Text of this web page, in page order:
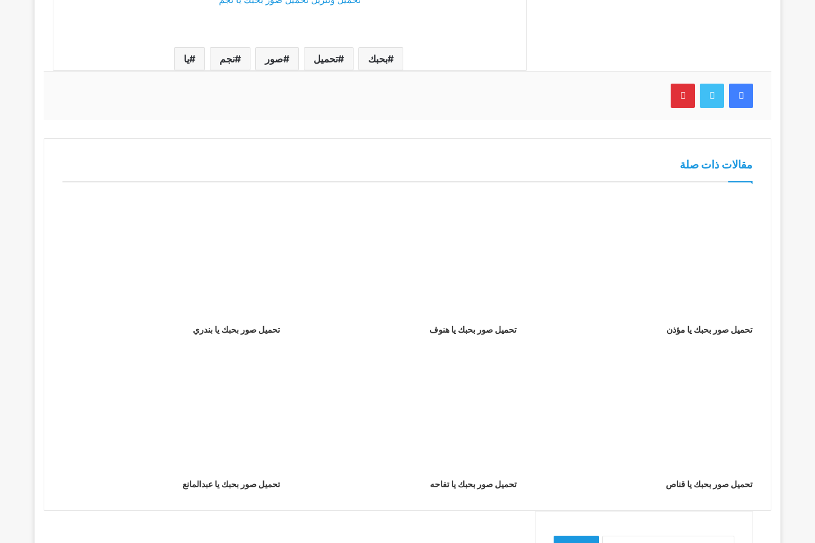
بحبك تحميل صور نجم يا
فيسبوك تويتر بينتيريست
مقالات ذات صلة
تحميل صور بحبك يا مؤذن تحميل صور بحبك يا هنوف تحميل صور بحبك يا بندري
تحميل صور بحبك يا قناص تحميل صور بحبك يا تفاحه تحميل صور بحبك يا عبدالمانع